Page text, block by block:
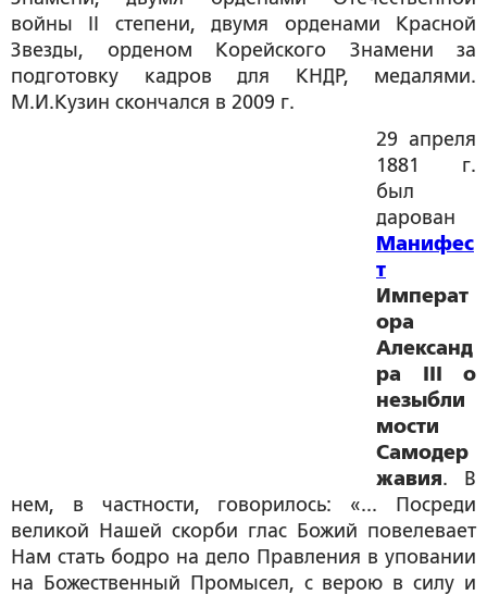
войны II степени, двумя орденами Красной
Звезды, орденом Корейского Знамени за
подготовку кадров для КНДР, медалями.
М.И.Кузин скончался в 2009 г.
29 апреля
1881 г.
был
дарован
Манифес
т
Императ
ора
Александ
ра III о
незыбли
мости
Самодер
жавия. В
нем, в частности, говорилось: «... Посреди
великой Нашей скорби глас Божий повелевает
Нам стать бодро на дело Правления в уповании
на Божественный Промысел, с верою в силу и